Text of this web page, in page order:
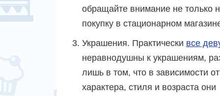
обращайте внимание не только
покупку в стационарном
Украшения. Практически все
неравнодушны к украшениям,
лишь в том, что в зависимости от
характера, стиля и возраста они